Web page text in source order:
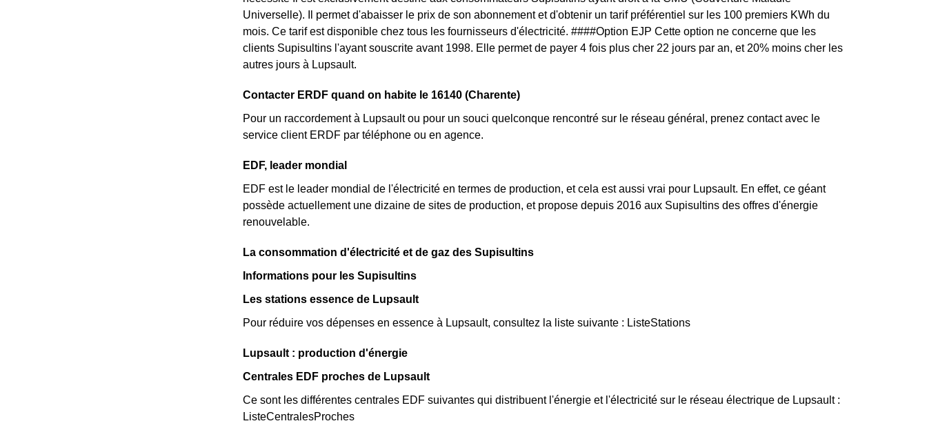
Universelle). Il permet d'abaisser le prix de son abonnement et d'obtenir un tarif préférentiel sur les 100 premiers KWh du
mois. Ce tarif est disponible chez tous les fournisseurs d'électricité. ####Option EJP Cette option ne concerne que les
clients Supisultins l'ayant souscrite avant 1998. Elle permet de payer 4 fois plus cher 22 jours par an, et 20% moins cher les
autres jours à Lupsault.
Contacter ERDF quand on habite le 16140 (Charente)
Pour un raccordement à Lupsault ou pour un souci quelconque rencontré sur le réseau général, prenez contact avec le
service client ERDF par téléphone ou en agence.
EDF, leader mondial
EDF est le leader mondial de l'électricité en termes de production, et cela est aussi vrai pour Lupsault. En effet, ce géant
possède actuellement une dizaine de sites de production, et propose depuis 2016 aux Supisultins des offres d'énergie
renouvelable.
La consommation d'électricité et de gaz des Supisultins
Informations pour les Supisultins
Les stations essence de Lupsault
Pour réduire vos dépenses en essence à Lupsault, consultez la liste suivante : ListeStations
Lupsault : production d'énergie
Centrales EDF proches de Lupsault
Ce sont les différentes centrales EDF suivantes qui distribuent l'énergie et l'électricité sur le réseau électrique de Lupsault :
ListeCentralesProches